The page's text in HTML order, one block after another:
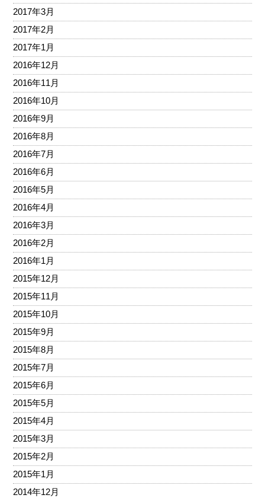
2017年3月
2017年2月
2017年1月
2016年12月
2016年11月
2016年10月
2016年9月
2016年8月
2016年7月
2016年6月
2016年5月
2016年4月
2016年3月
2016年2月
2016年1月
2015年12月
2015年11月
2015年10月
2015年9月
2015年8月
2015年7月
2015年6月
2015年5月
2015年4月
2015年3月
2015年2月
2015年1月
2014年12月